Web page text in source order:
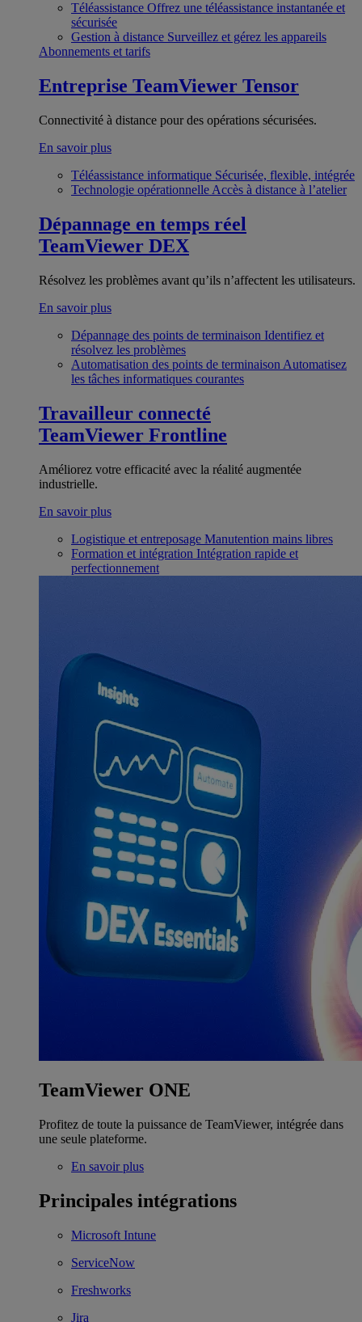
Téléassistance Offrez une téléassistance instantanée et
sécurisée
Gestion à distance Surveillez et gérez les appareils
Abonnements et tarifs
Entreprise TeamViewer Tensor
Connectivité à distance pour des opérations sécurisées.
En savoir plus
Téléassistance informatique Sécurisée, flexible, intégrée
Technologie opérationnelle Accès à distance à l’atelier
Dépannage en temps réel
TeamViewer DEX
Résolvez les problèmes avant qu’ils n’affectent les utilisateurs.
En savoir plus
Dépannage des points de terminaison Identifiez et
résolvez les problèmes
Automatisation des points de terminaison Automatisez
les tâches informatiques courantes
Travailleur connecté
TeamViewer Frontline
Améliorez votre efficacité avec la réalité augmentée
industrielle.
En savoir plus
Logistique et entreposage Manutention mains libres
Formation et intégration Intégration rapide et
perfectionnement
TeamViewer ONE
Profitez de toute la puissance de TeamViewer, intégrée dans
une seule plateforme.
En savoir plus
Principales intégrations
Microsoft Intune
ServiceNow
Freshworks
Jira